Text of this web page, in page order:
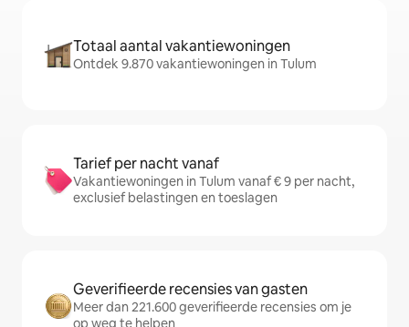
Totaal aantal vakantiewoningen
Ontdek 9.870 vakantiewoningen in Tulum
Tarief per nacht vanaf
Vakantiewoningen in Tulum vanaf € 9 per nacht,
exclusief belastingen en toeslagen
Geverifieerde recensies van gasten
Meer dan 221.600 geverifieerde recensies om je
op weg te helpen